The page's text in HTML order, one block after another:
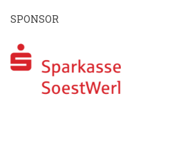
SPONSOR